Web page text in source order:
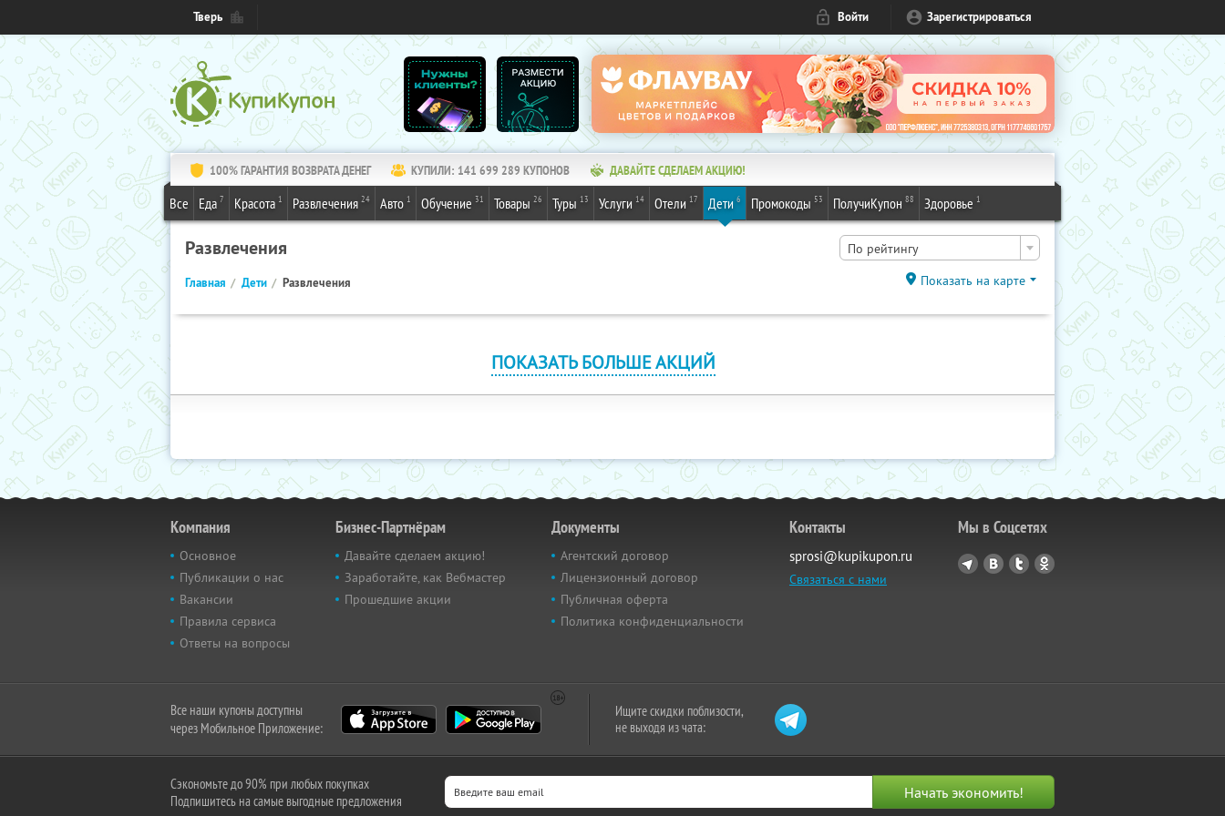
Тверь Войти Зарегистрироваться
100% ГАРАНТИЯ ВОЗВРАТА ДЕНЕГ КУПИЛИ: 141 699 289 КУПОНОВ ДАВАЙТЕ СДЕЛАЕМ АКЦИЮ!
Все Еда 7 Красота 1 Развлечения 24 Авто 1 Обучение 31 Товары 26 Туры 13 Услуги 14 Отели 17 Дети 6 Промокоды 53 ПолучиКупон 88 Здоровье 1
Развлечения По рейтингу
Главная Дети Развлечения Показать на карте
ПОКАЗАТЬ БОЛЬШЕ АКЦИЙ
Компания
Основное
Публикации о нас
Вакансии
Правила сервиса
Ответы на вопросы
Бизнес-Партнёрам
Давайте сделаем акцию!
Заработайте, как Вебмастер
Прошедшие акции
Документы
Агентский договор
Лицензионный договор
Публичная оферта
Политика конфиденциальности
Контакты
sprosi@kupikupon.ru
Связаться с нами
Мы в Соцсетях
Все наши купоны доступны
через Мобильное Приложение:
Ищите скидки поблизости,
не выходя из чата:
Сэкономьте до 90% при любых покупках
Подпишитесь на самые выгодные предложения